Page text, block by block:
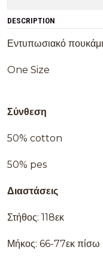
DESCRIPTION
Εντυπωσιακό
One Size
Σύνθεση
50% cotton
50% pes
Διαστάσεις
Στήθος: 118εκ
Μήκος: 66-77εκ πίσω